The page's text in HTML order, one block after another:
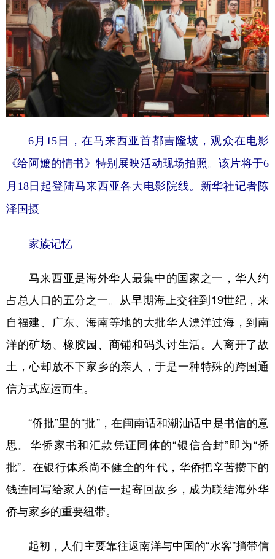
辽宁 吉林 上海 江苏
浙江 安徽 江西
山东 湖北 湖南
重庆
English
Русский язык 日本語 한국어
Deutsch Português
6月15日，在马来西亚首都吉隆坡，观众在电影
《给阿嬷的情书》特别展映活动现场拍照。该片将于6
月18日起登陆马来西亚各大电影院线。新华社记者陈
泽国摄
家族记忆
马来西亚是海外华人最集中的国家之一，华人约
占总人口的五分之一。从早期海上交往到19世纪，来
自福建、广东、海南等地的大批华人漂洋过海，到南
洋的矿场、橡胶园、商铺和码头讨生活。人离开了故
土，心却放不下家乡的亲人，于是一种特殊的跨国通
信方式应运而生。
“侨批”里的“批”，在闽南话和潮汕话中是书信的意
思。华侨家书和汇款凭证同体的“银信合封”即为“侨
批”。在银行体系尚不健全的年代，华侨把辛苦攒下的
钱连同写给家人的信一起寄回故乡，成为联结海外华
侨与家乡的重要纽带。
起初，人们主要靠往返南洋与中国的“水客”捎带信